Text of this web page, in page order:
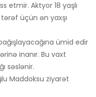
etmir. Aktyor 18 yaşlı
üçün ən yaxşı
ümid edir
inanır. Bu vaxt
səslənir.
Maddoksu ziyarət